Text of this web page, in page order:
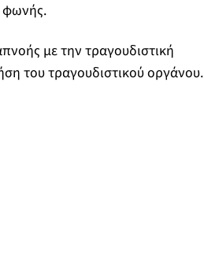
φωνής.
με την τραγουδιστική
του τραγουδιστικού οργάνου.